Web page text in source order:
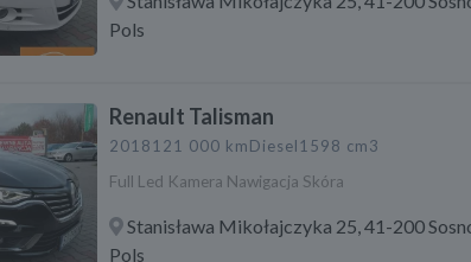
Pols
Renault Talisman
2018121 000 kmDiesel1598 cm3
Full Led Kamera Nawigacja Skóra
Stanisława Mikołajczyka 25, 41-200
Pols